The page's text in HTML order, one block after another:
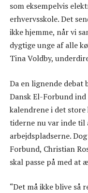
som eksempelvis
erhvervsskole. Det
ikke hjemme, når vi
dygtige unge af alle
Tina Voldby,
Da en lignende debat
Dansk El-Forbund
kalendrene i det
tiderne nu var inde
arbejdspladserne.
Forbund, Christian
skal passe på med
“Det må ikke blive så